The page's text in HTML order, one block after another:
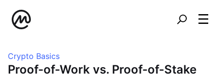
Crypto Basics
Proof-of-Work vs. Proof-of-Stake